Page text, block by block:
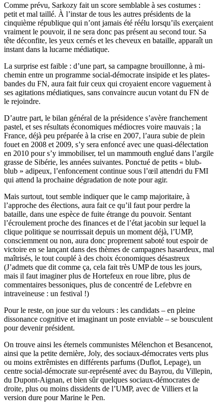
Comme prévu, Sarkozy fait un score semblable à ses costumes :
petit et mal taillé. À l’instar de tous les autres présidents de la
cinquième république qui n’ont jamais été réélu lorsqu’ils exerçaient
vraiment le pouvoir, il ne sera donc pas présent au second tour. Sa
tête déconfite, les yeux cernés et les cheveux en bataille, apparaît un
instant dans la lucarne médiatique.
La surprise est faible : d’une part, sa campagne brouillonne, à mi-
chemin entre un programme social-démocrate insipide et les plates-
bandes du FN, aura fait fuir ceux qui croyaient encore vaguement à
ses agitations médiatiques, sans convaincre aucun votant du FN de
le rejoindre.
D’autre part, le bilan général de la présidence s’avère franchement
pastel, et ses résultats économiques médiocres voire mauvais ; la
France, déjà peu préparée à la crise en 2007, l’aura subie de plein
fouet en 2008 et 2009, s’y sera enfoncé avec une quasi-délectation
en 2010 pour s’y immobiliser, tel un mammouth englué dans l’argile
grasse de Sibérie, les années suivantes. Ponctué de petits « blub-
blub » adipeux, l’enfoncement continue sous l’œil attendri du FMI
qui attend la prochaine dégradation de note pour agir.
Mais surtout, tout semble indiquer que le camp majoritaire, à
l’approche des élections, aura fait ce qu’il faut pour perdre la
bataille, dans une espèce de fuite étrange du pouvoir. Sentant
l’écroulement proche des finances et de l’état jacobin sur lequel la
clique politique se nourrissait depuis un moment déjà, l’UMP,
consciemment ou non, aura donc proprement saboté tout espoir de
victoire en se lançant dans des thèmes de campagnes hasardeux, mal
maîtrisés, le tout couplé à des choix économiques désastreux
(J’admets que dit comme ça, cela fait très UMP de tous les jours,
mais il faut imaginer plus de Hortefeux en roue libre, plus de
commentaires bessoniques, plus de concentré de Lefebvre en
intraveineuse : un festival !)
Pour le reste, on joue sur du velours : les candidats – en pleine
dissonance cognitive et imaginant un poste enviable – se bousculent
pour devenir président.
On trouve ainsi les éternels communistes Mélenchon et Besancenot,
ainsi que la petite dernière, Joly, des sociaux-démocrates verts plus
ou moins extrêmistes en différents parfums (Duflot, Lepage), un
centre social-démocrate sur-représenté avec du Bayrou, du Villepin,
du Dupont-Aignan, et bien sûr quelques sociaux-démocrates de
droite, plus ou moins dissidents de l’UMP, avec de Villiers et la
version dure pour Marine le Pen.